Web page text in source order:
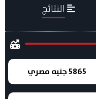
النتائج
5865 جنيه مصري